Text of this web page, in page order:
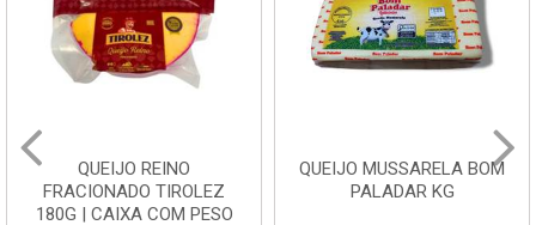
QUEIJO REINO
FRACIONADO TIROLEZ
180G | CAIXA COM PESO
QUEIJO MUSSARELA BOM
PALADAR KG